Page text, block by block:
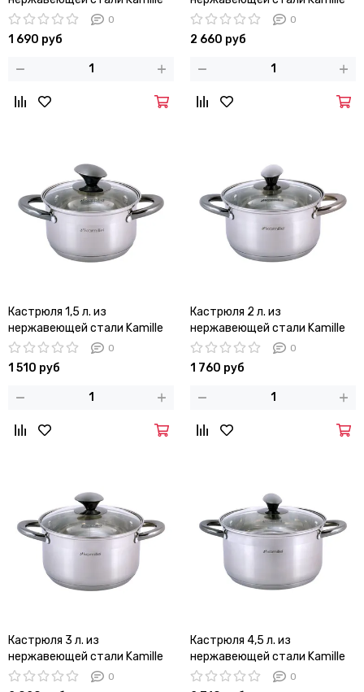
КМ 4911
0
1 690 руб
КМ 4913
0
2 660 руб
Кастрюля 1,5 л. из
нержавеющей стали Kamille
KM-4920 с черными ручками
0
1 510 руб
Кастрюля 2 л. из
нержавеющей стали Kamille
KM-4921 с черными ручками
0
1 760 руб
Кастрюля 3 л. из
нержавеющей стали Kamille
KM 4922 с черными ручками
0
Кастрюля 4,5 л. из
нержавеющей стали Kamille
KM 4923 с черными ручками
0